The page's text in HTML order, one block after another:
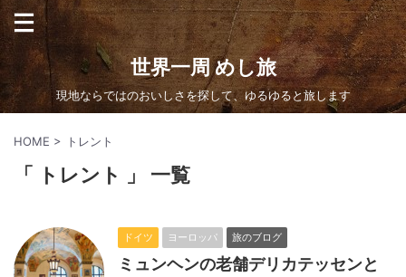
世界一周 めし旅
現地ならではのおいしさを探して、ゆるゆると旅します
HOME > トレント
「 トレント 」 一覧
ドイツ ヨーロッパ 旅のブログ
ミュンヘンの老舗デリカテッセンと